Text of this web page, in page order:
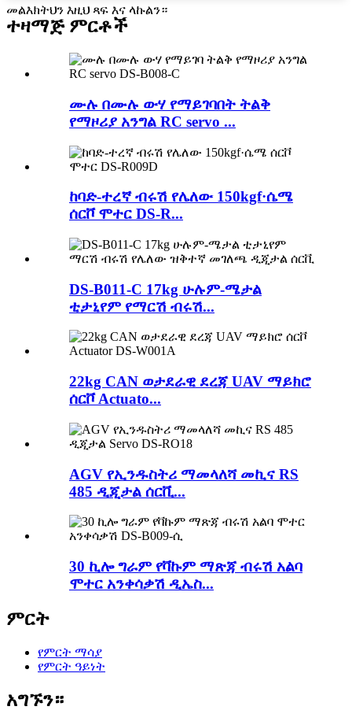
መልእክትህን እዚህ ጻፍ እና ላኩልን።
ተዛማጅ ምርቶች
ሙሉ በሙሉ ውሃ የማይገባበት ትልቅ
የማዞሪያ አንግል RC servo ...
ከባድ-ተረኛ ብሩሽ የሌለው 150kgf·ሴሜ
ሰርቮ ሞተር DS-R...
DS-B011-C 17kg ሁሉም-ሜታል
ቲታኒየም የማርሽ ብሩሽ...
22kg CAN ወታደራዊ ደረጃ UAV ማይክሮ
ሰርቮ Actuato...
AGV የኢንዱስትሪ ማመላለሻ መኪና RS
485 ዲጂታል ሰርቪ...
30 ኪሎ ግራም የቫኩም ማጽጃ ብሩሽ አልባ
ሞተር አንቀሳቃሽ ዲኤስ...
ምርት
የምርት ማሳያ
የምርት ዓይነት
አግኙን።